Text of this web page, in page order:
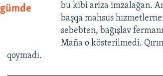
bu kibi ariza imzalağan.
başqa mahsus
sebebten, bağışlav
Maña o kösterilmedi.
qoymadı.